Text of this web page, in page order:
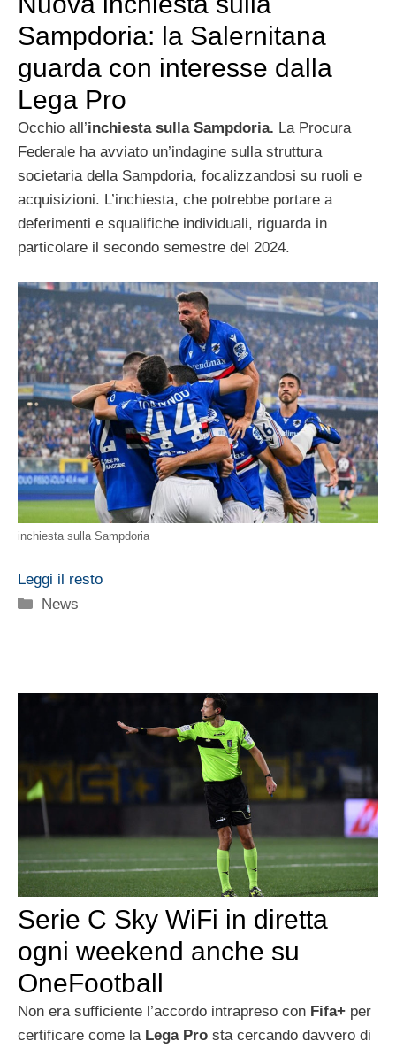
Sampdoria: la Salernitana
guarda con interesse dalla
Lega Pro
Occhio all’inchiesta sulla Sampdoria. La Procura
Federale ha avviato un’indagine sulla struttura
societaria della Sampdoria, focalizzandosi su ruoli e
acquisizioni. L’inchiesta, che potrebbe portare a
deferimenti e squalifiche individuali, riguarda in
particolare il secondo semestre del 2024.
inchiesta sulla Sampdoria
Leggi il resto
Categorie
News
Serie C Sky WiFi in diretta
ogni weekend anche su
OneFootball
Non era sufficiente l’accordo intrapreso con Fifa+ per
certificare come la Lega Pro sta cercando davvero di